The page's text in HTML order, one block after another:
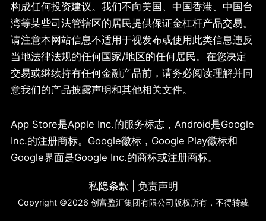
构成任何投资建议。我们不向美国、中国香港、中国台
湾等某些司法管辖区的居民提供保证金杠杆产品交易。
请注意本网站信息不适用于视发布或使用此类信息违反
当地法律法规的任何国家/地区的任何居民。在您决定
交易或继续持有任何金融产品前，请务必阅读理解并同
意我们的产品披露声明和其他相关文件。
App Store是Apple Inc.的服务标志，Android是Google
Inc.的注册商标。Google徽标，Google Play徽标和
Google界面是Google Inc.的商标或注册商标。
私隐条款 免责声明
Copyright ©2026 创富盈汇集团有限公司版权所有，不得转载